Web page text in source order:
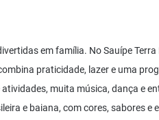
em família. No Sauípe
praticidade, lazer e uma
muita música, dança e
e baiana, com cores, sabores